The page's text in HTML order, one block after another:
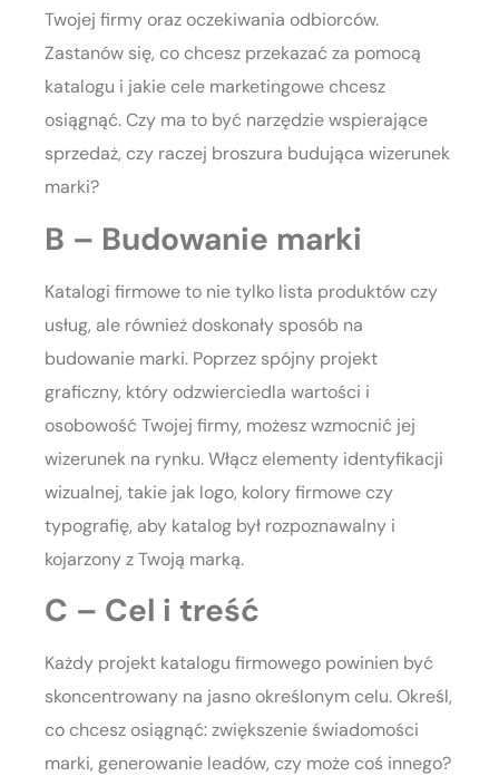
Twojej firmy oraz oczekiwania odbiorców.
Zastanów się, co chcesz przekazać za pomocą
katalogu i jakie cele marketingowe chcesz
osiągnąć. Czy ma to być narzędzie wspierające
sprzedaż, czy raczej broszura budująca wizerunek
marki?
B – Budowanie marki
Katalogi firmowe to nie tylko lista produktów czy
usług, ale również doskonały sposób na
budowanie marki. Poprzez spójny projekt
graficzny, który odzwierciedla wartości i
osobowość Twojej firmy, możesz wzmocnić jej
wizerunek na rynku. Włącz elementy identyfikacji
wizualnej, takie jak logo, kolory firmowe czy
typografię, aby katalog był rozpoznawalny i
kojarzony z Twoją marką.
C – Cel i treść
Każdy projekt katalogu firmowego powinien być
skoncentrowany na jasno określonym celu. Określ,
co chcesz osiągnąć: zwiększenie świadomości
marki, generowanie leadów, czy może coś innego?